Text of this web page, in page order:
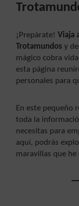
¡Prepárate! Viaja
Trotamundos y
mágico cobra
esta página
personales para
En este pequeño
toda la
necesitas para
aquí, podrás
maravillas que